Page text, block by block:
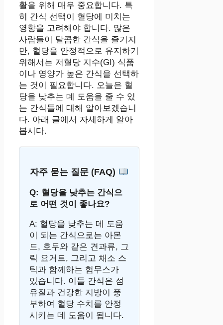
활을 위해 매우 중요합니다. 특
히 간식 선택이 혈당에 미치는
영향을 고려해야 합니다. 많은
사람들이 달콤한 간식을 즐기지
만, 혈당을 안정적으로 유지하기
위해서는 저혈당 지수(GI) 식품
이나 영양가 높은 간식을 선택하
는 것이 필요합니다. 오늘은 혈
당을 낮추는 데 도움을 줄 수 있
는 간식들에 대해 알아보겠습니
다. 아래 글에서 자세하게 알아
봅시다.
자주 묻는 질문 (FAQ)
Q: 혈당을 낮추는 간식으
로 어떤 것이 좋나요?
A: 혈당을 낮추는 데 도움
이 되는 간식으로는 아몬
드, 호두와 같은 견과류, 그
릭 요거트, 그리고 채소 스
틱과 함께하는 험무스가
있습니다. 이들 간식은 섬
유질과 건강한 지방이 풍
부하여 혈당 수치를 안정
시키는 데 도움이 됩니다.